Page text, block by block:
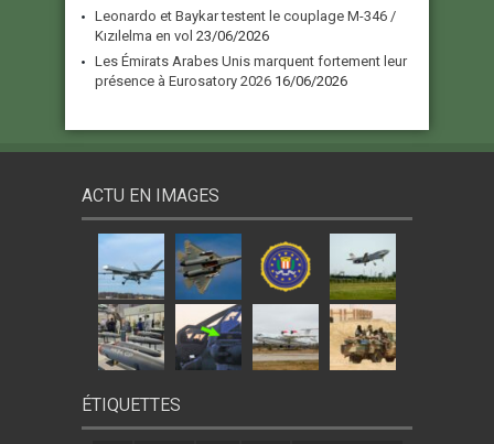
Leonardo et Baykar testent le couplage M-346 /
Kızılelma en vol 23/06/2026
Les Émirats Arabes Unis marquent fortement leur
présence à Eurosatory 2026 16/06/2026
ACTU EN IMAGES
ÉTIQUETTES